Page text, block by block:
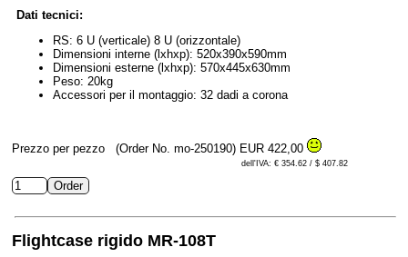
Dati tecnici:
RS: 6 U (verticale) 8 U (orizzontale)
Dimensioni interne (lxhxp): 520x390x590mm
Dimensioni esterne (lxhxp): 570x445x630mm
Peso: 20kg
Accessori per il montaggio: 32 dadi a corona
Prezzo per pezzo (Order No. mo-250190) EUR 422,00
dell'IVA: € 354.62 / $ 407.82
Flightcase rigido MR-108T